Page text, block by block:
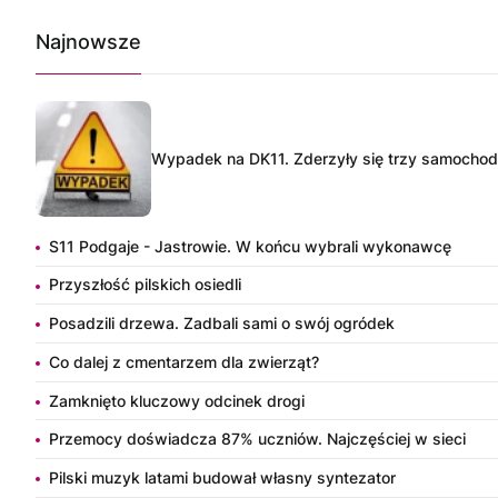
Najnowsze
Wypadek na DK11. Zderzyły się trzy
S11 Podgaje - Jastrowie. W końcu wybrali wykonawcę
Przyszłość pilskich osiedli
Posadzili drzewa. Zadbali sami o swój ogródek
Co dalej z cmentarzem dla zwierząt?
Zamknięto kluczowy odcinek drogi
Przemocy doświadcza 87% uczniów. Najczęściej w sieci
Pilski muzyk latami budował własny syntezator